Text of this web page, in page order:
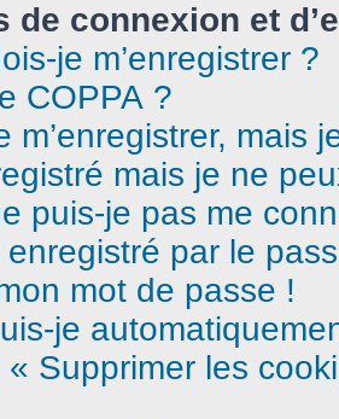
de connexion et
je m’enregistrer ?
COPPA ?
m’enregistrer, mais
mais je ne
puis-je pas me
par le
mot de passe !
je
Supprimer les